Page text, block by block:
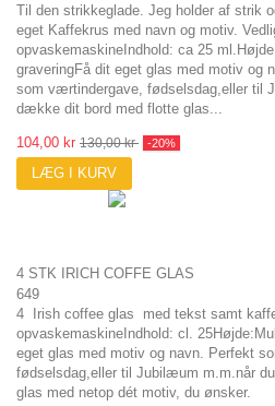
Til den strikkeglade. Jeg holder af strik
eget Kaffekrus med navn og motiv.
opvaskemaskineIndhold: ca 25
graveringFå dit eget glas med motiv og
som værtindergave, fødselsdag,eller til
dække dit bord med flotte glas...
104,00 kr 130,00 kr -20%
LÆG I KURV
4 STK IRICH COFFE GLAS
649
4 Irish coffee glas med tekst samt
opvaskemaskineIndhold: cl.
eget glas med motiv og navn. Perfekt
fødselsdag,eller til Jubilæum m.m.når
glas med netop dét motiv, du ønsker.